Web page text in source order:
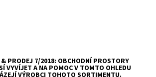
PRODEJ 7/2018: OBCHODNÍ PROSTORY
VYVÍJET A NA POMOC V TOMTO OHLEDU
VÝROBCI TOHOTO SORTIMENTU.